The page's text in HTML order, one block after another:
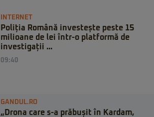
INTERNET
Poliția Română investește peste 15
milioane de lei într-o platformă de
investigații ...
09:40
GANDUL.RO
„Drona care s-a prăbușit în Kardam,